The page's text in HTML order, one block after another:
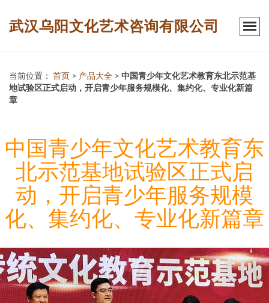
武汉乌阳文化艺术咨询有限公司
当前位置： 首页 > 产品大全 > 中国青少年文化艺术教育东北示范基
地试验区正式启动，开启青少年服务规模化、集约化、专业化新篇
章
中国青少年文化艺术教育东
北示范基地试验区正式启
动，开启青少年服务规模
化、集约化、专业化新篇章